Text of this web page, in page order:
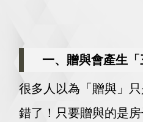
一、贈與會產生「
很多人以為「贈與」
錯了！只要贈與的是